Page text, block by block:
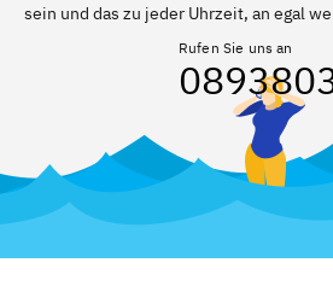
sein und das zu jeder Uhrzeit, an egal
Rufen Sie uns an